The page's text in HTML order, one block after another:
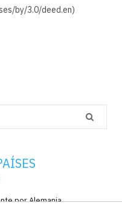
by/3.0/deed.en)
por Alemania